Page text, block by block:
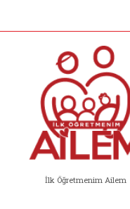
İlk Öğretmenim Ailem